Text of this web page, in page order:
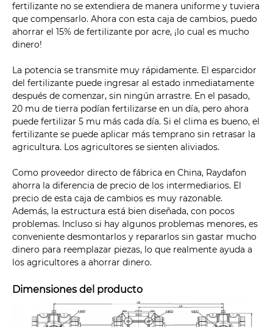
fertilizante no se extendiera de manera uniforme y tuviera
que compensarlo. Ahora con esta caja de cambios, puedo
ahorrar el 15% de fertilizante por acre, ¡lo cual es mucho
dinero!
La potencia se transmite muy rápidamente. El esparcidor
del fertilizante puede ingresar al estado inmediatamente
después de comenzar, sin ningún arrastre. En el pasado,
20 mu de tierra podían fertilizarse en un día, pero ahora
puede fertilizar 5 mu más cada día. Si el clima es bueno, el
fertilizante se puede aplicar más temprano sin retrasar la
agricultura. Los agricultores se sienten aliviados.
Como proveedor directo de fábrica en China, Raydafon
ahorra la diferencia de precio de los intermediarios. El
precio de esta caja de cambios es muy razonable.
Además, la estructura está bien diseñada, con pocos
problemas. Incluso si hay algunos problemas menores, es
conveniente desmontarlos y repararlos sin gastar mucho
dinero para reemplazar piezas, lo que realmente ayuda a
los agricultores a ahorrar dinero.
Dimensiones del producto